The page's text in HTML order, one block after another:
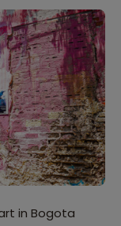
in Bogota